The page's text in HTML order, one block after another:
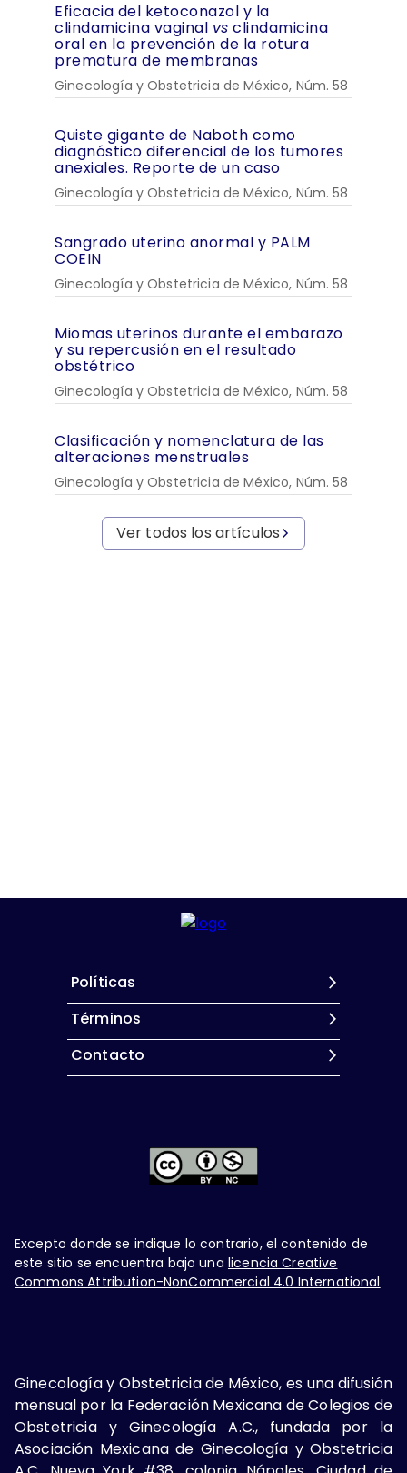
Eficacia del ketoconazol y la
clindamicina vaginal vs clindamicina
oral en la prevención de la rotura
prematura de membranas
Ginecología y Obstetricia de México, Núm. 58
Quiste gigante de Naboth como
diagnóstico diferencial de los tumores
anexiales. Reporte de un caso
Ginecología y Obstetricia de México, Núm. 58
Sangrado uterino anormal y PALM
COEIN
Ginecología y Obstetricia de México, Núm. 58
Miomas uterinos durante el embarazo
y su repercusión en el resultado
obstétrico
Ginecología y Obstetricia de México, Núm. 58
Clasificación y nomenclatura de las
alteraciones menstruales
Ginecología y Obstetricia de México, Núm. 58
Ver todos los artículos
Políticas
Términos
Contacto
Excepto donde se indique lo contrario, el contenido de
este sitio se encuentra bajo una licencia Creative
Commons Attribution-NonCommercial 4.0 International
Ginecología y Obstetricia de México, es una difusión
mensual por la Federación Mexicana de Colegios de
Obstetricia y Ginecología A.C., fundada por la
Asociación Mexicana de Ginecología y Obstetricia